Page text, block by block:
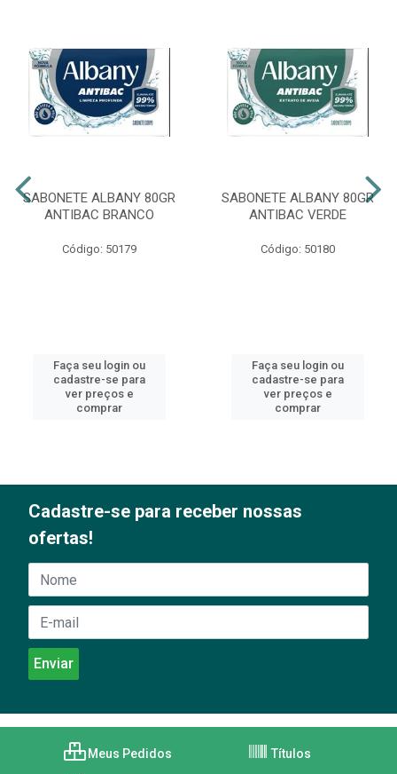
SABONETE ALBANY 80GR
ANTIBAC BRANCO
Código: 50179
Faça seu login ou
cadastre-se para
ver preços e
comprar
SABONETE ALBANY 80GR
ANTIBAC VERDE
Código: 50180
Faça seu login ou
cadastre-se para
ver preços e
comprar
Cadastre-se para receber nossas
ofertas!
Meus Pedidos Títulos